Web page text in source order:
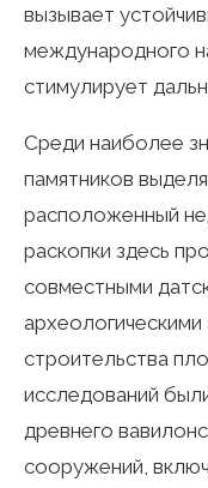
вызывает
международного
стимулирует
Среди наиболее
памятников
расположенный
раскопки здесь
совместными
строительства
исследований
древнего
сооружений,